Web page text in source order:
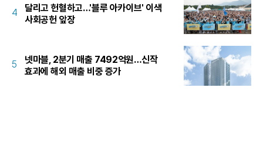
4
달리고 헌혈하고…'블루 아카이브' 이색
사회공헌 앞장
5
넷마블, 2분기 매출 7492억원…신작
효과에 해외 매출 비중 증가